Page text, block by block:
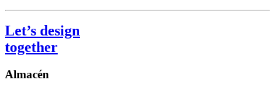
Let’s design
together
Almacén